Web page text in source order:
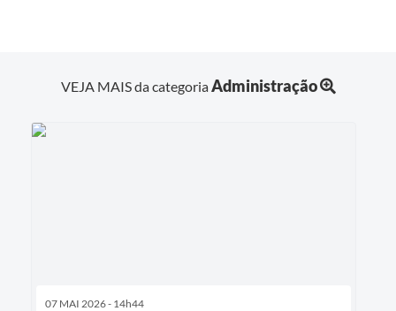
VEJA MAIS da categoriaAdministração
07 MAI 2026 - 14h44